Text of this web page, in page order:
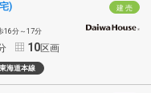
建 売
)
16分～17分
10区画
海道本線